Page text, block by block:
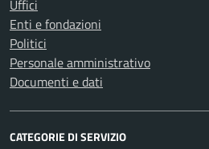
Uffici
Enti e fondazioni
Politici
Personale amministrativo
Documenti e dati
CATEGORIE DI SERVIZIO